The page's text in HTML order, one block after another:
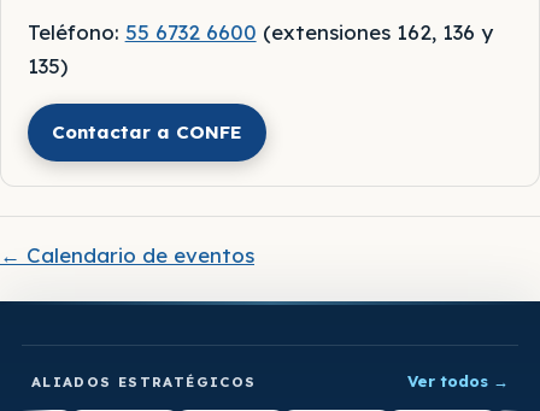
Teléfono: 55 6732 6600 (extensiones 162, 136 y
135)
Contactar a CONFE
← Calendario de eventos
ALIADOS ESTRATÉGICOS Ver todos →